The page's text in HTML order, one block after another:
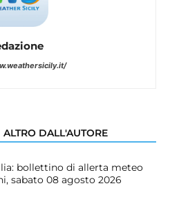
ALTRO DALL'AUTORE
bollettino di allerta meteo
sabato 08 agosto 2026